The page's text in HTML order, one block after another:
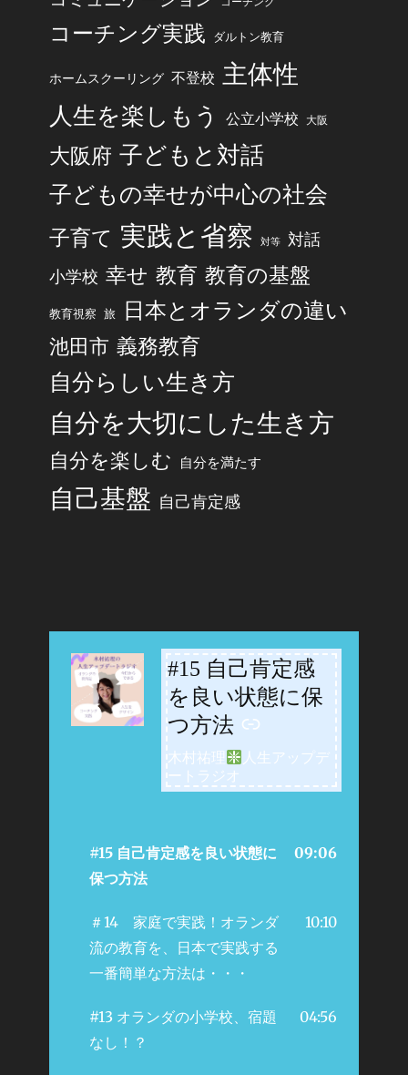
コーチング実践 ダルトン教育
ホームスクーリング 不登校 主体性
人生を楽しもう 公立小学校 大阪
大阪府 子どもと対話
子どもの幸せが中心の社会
子育て 実践と省察 対等 対話
小学校 幸せ 教育 教育の基盤
教育視察 旅 日本とオランダの違い
池田市 義務教育
自分らしい生き方
自分を大切にした生き方
自分を楽しむ 自分を満たす
自己基盤 自己肯定感
#15 自己肯定感
を良い状態に保
つ方法
-
木村祐理
人生アップデ
ートラジオ
#15 自己肯定感を良い状態に
保つ方法
09:06
＃14 家庭で実践！オランダ
流の教育を、日本で実践する
一番簡単な方法は・・・
10:10
#13 オランダの小学校、宿題
なし！？
04:56